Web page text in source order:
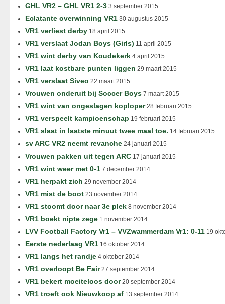
GHL VR2 – GHL VR1 2-3 3 september 2015
Eclatante overwinning VR1 30 augustus 2015
VR1 verliest derby 18 april 2015
VR1 verslaat Jodan Boys (Girls) 11 april 2015
VR1 wint derby van Koudekerk 4 april 2015
VR1 laat kostbare punten liggen 29 maart 2015
VR1 verslaat Siveo 22 maart 2015
Vrouwen onderuit bij Soccer Boys 7 maart 2015
VR1 wint van ongeslagen koploper28 februari 2015
VR1 verspeelt kampioenschap 19 februari 2015
VR1 slaat in laatste minuut twee maal toe. 14 februari 2015
sv ARC VR2 neemt revanche 24 januari 2015
Vrouwen pakken uit tegen ARC 17 januari 2015
VR1 wint weer met 0-1 7 december 2014
VR1 herpakt zich 29 november 2014
VR1 mist de boot 23 november 2014
VR1 stoomt door naar 3e plek 8 november 2014
VR1 boekt nipte zege 1 november 2014
LVV Football Factory Vr1 – VVZwammerdam Vr1: 0-11 19
Eerste nederlaag VR1 16 oktober 2014
VR1 langs het randje 4 oktober 2014
VR1 overloopt Be Fair27 september 2014
VR1 bekert moeiteloos door20 september 2014
VR1 troeft ook Nieuwkoop af 13 september 2014